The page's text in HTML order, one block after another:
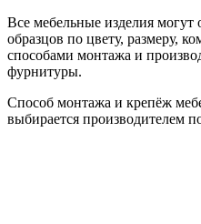
Все мебельные изделия могут
образцов по цвету, размеру,
способами монтажа и
фурнитуры.
Способ монтажа и крепёж
выбирается производителем